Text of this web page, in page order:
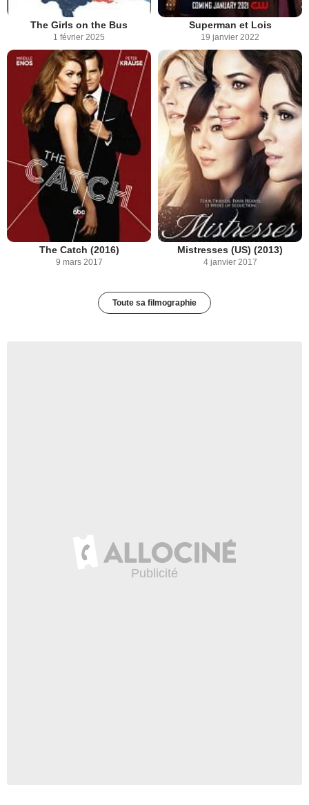
The Girls on the Bus
1 février 2025
Superman et Lois
19 janvier 2022
The Catch (2016)
9 mars 2017
Mistresses (US) (2013)
4 janvier 2017
Toute sa filmographie